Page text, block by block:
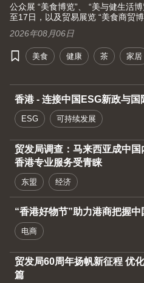
大健康之旅！
公众展 “美食博览”、 “美与健生活
至17日，以及贸易展览 “美食商贸博
人士及持票公众进场。由现代化中
十大科研机构携手举办的国际现代
药会议）亦于8月13至15日举行。
2026年08月06日
美食 健康 茶 家居
香港 - 连接中国ESG新政与国
ESG 可持续发展
贸发局调查：马来西亚成中
香港专业服务受青睐
东盟 经济
“香港好物节”助力港商把握
电商
贸发局60周年扬帆新征程 优
篇